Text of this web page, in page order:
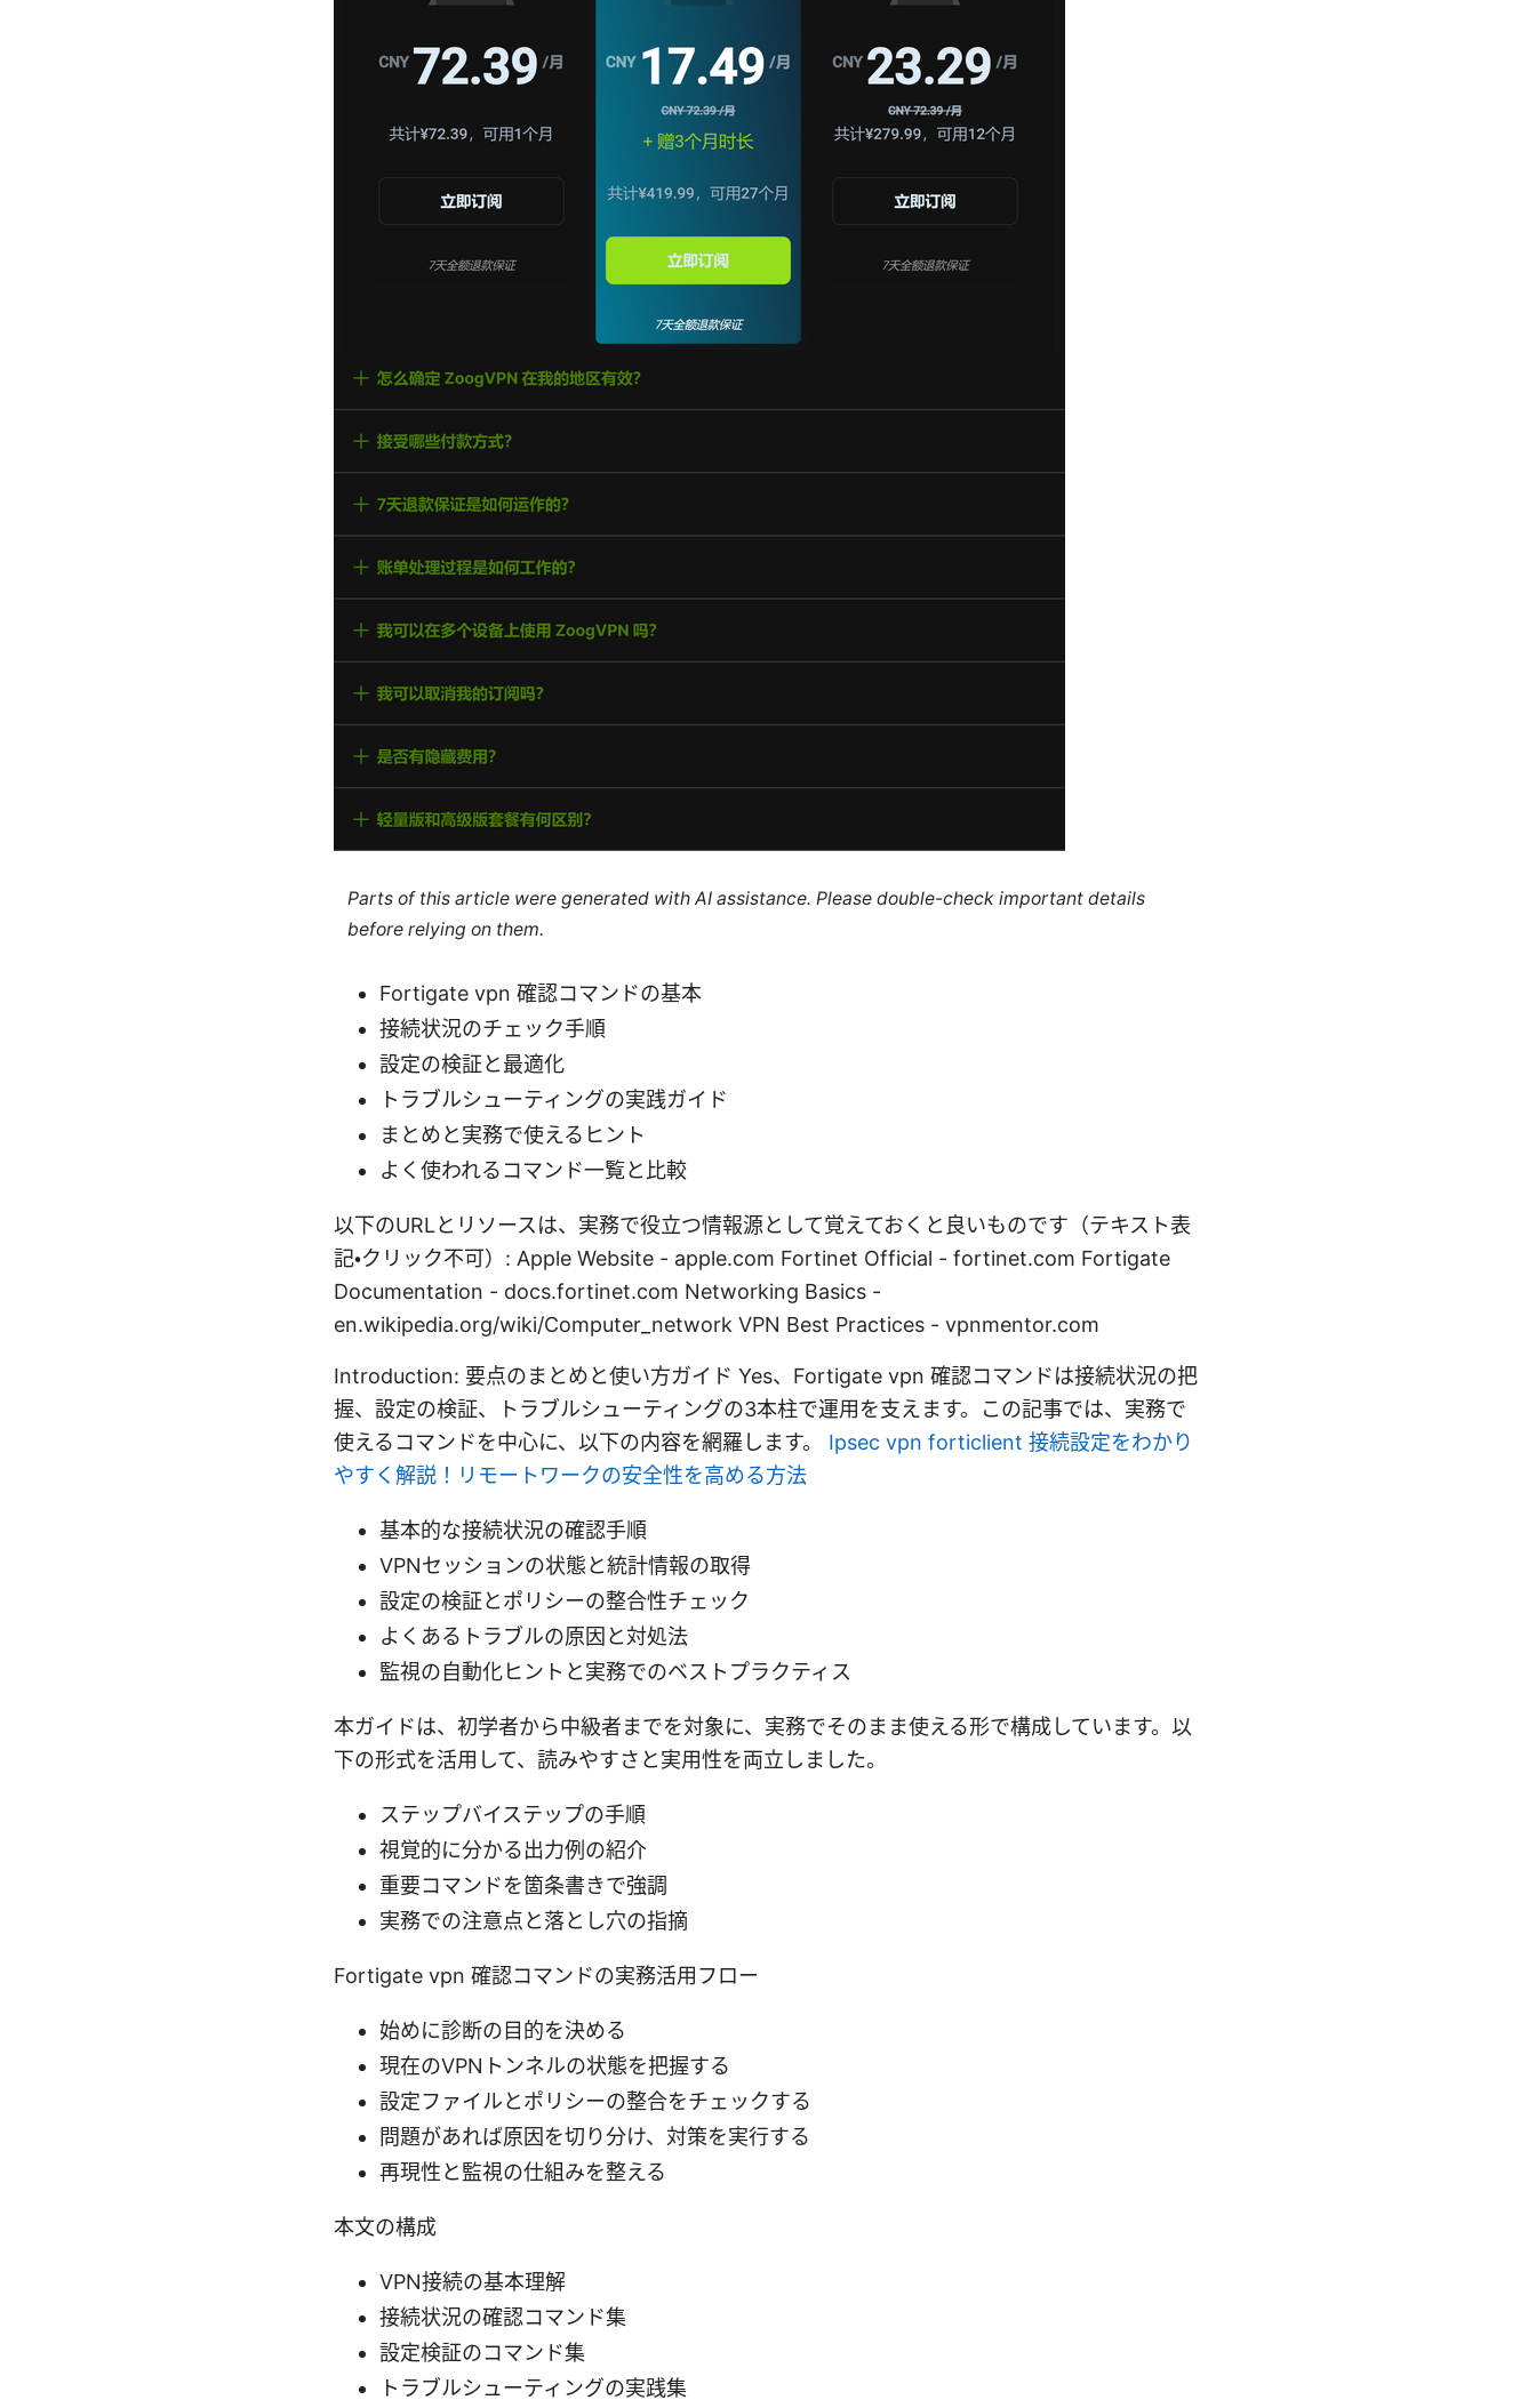
Parts of this article were generated with AI assistance. Please double-check important details
before relying on them.
Fortigate vpn 確認コマンドの基本
接続状況のチェック手順
設定の検証と最適化
トラブルシューティングの実践ガイド
まとめと実務で使えるヒント
よく使われるコマンド一覧と比較
以下のURLとリソースは、実務で役立つ情報源として覚えておくと良いものです（テキスト表
記・クリック不可）: Apple Website - apple.com Fortinet Official - fortinet.com Fortigate
Documentation - docs.fortinet.com Networking Basics -
en.wikipedia.org/wiki/Computer_network VPN Best Practices - vpnmentor.com
Introduction: 要点のまとめと使い方ガイド Yes、Fortigate vpn 確認コマンドは接続状況の把
握、設定の検証、トラブルシューティングの3本柱で運用を支えます。この記事では、実務で
使えるコマンドを中心に、以下の内容を網羅します。 Ipsec vpn forticlient 接続設定をわかり
やすく解説！リモートワークの安全性を高める方法
基本的な接続状況の確認手順
VPNセッションの状態と統計情報の取得
設定の検証とポリシーの整合性チェック
よくあるトラブルの原因と対処法
監視の自動化ヒントと実務でのベストプラクティス
本ガイドは、初学者から中級者までを対象に、実務でそのまま使える形で構成しています。以
下の形式を活用して、読みやすさと実用性を両立しました。
ステップバイステップの手順
視覚的に分かる出力例の紹介
重要コマンドを箇条書きで強調
実務での注意点と落とし穴の指摘
Fortigate vpn 確認コマンドの実務活用フロー
始めに診断の目的を決める
現在のVPNトンネルの状態を把握する
設定ファイルとポリシーの整合をチェックする
問題があれば原因を切り分け、対策を実行する
再現性と監視の仕組みを整える
本文の構成
VPN接続の基本理解
接続状況の確認コマンド集
設定検証のコマンド集
トラブルシューティングの実践集